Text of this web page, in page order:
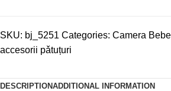
SKU: bj_5251 Categories: Camera
accesorii pǎtuțuri
DESCRIPTIONADDITIONAL INFORMATION